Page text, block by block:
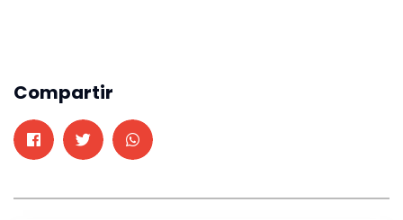
Compartir